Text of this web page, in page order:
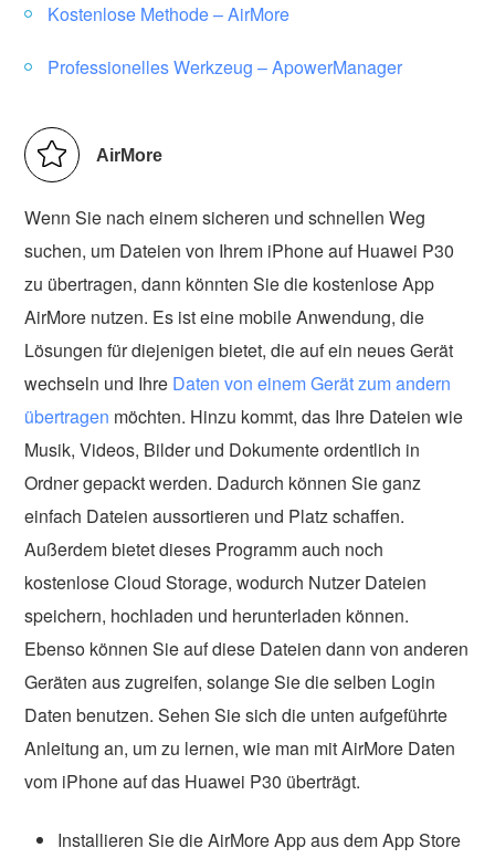
Kostenlose Methode – AirMore
Professionelles Werkzeug – ApowerManager
AirMore
Wenn Sie nach einem sicheren und schnellen Weg
suchen, um Dateien von Ihrem iPhone auf Huawei P30
zu übertragen, dann könnten Sie die kostenlose App
AirMore nutzen. Es ist eine mobile Anwendung, die
Lösungen für diejenigen bietet, die auf ein neues Gerät
wechseln und Ihre Daten von einem Gerät zum andern
übertragen möchten. Hinzu kommt, das Ihre Dateien wie
Musik, Videos, Bilder und Dokumente ordentlich in
Ordner gepackt werden. Dadurch können Sie ganz
einfach Dateien aussortieren und Platz schaffen.
Außerdem bietet dieses Programm auch noch
kostenlose Cloud Storage, wodurch Nutzer Dateien
speichern, hochladen und herunterladen können.
Ebenso können Sie auf diese Dateien dann von anderen
Geräten aus zugreifen, solange Sie die selben Login
Daten benutzen. Sehen Sie sich die unten aufgeführte
Anleitung an, um zu lernen, wie man mit AirMore Daten
vom iPhone auf das Huawei P30 überträgt.
Installieren Sie die AirMore App aus dem App Store